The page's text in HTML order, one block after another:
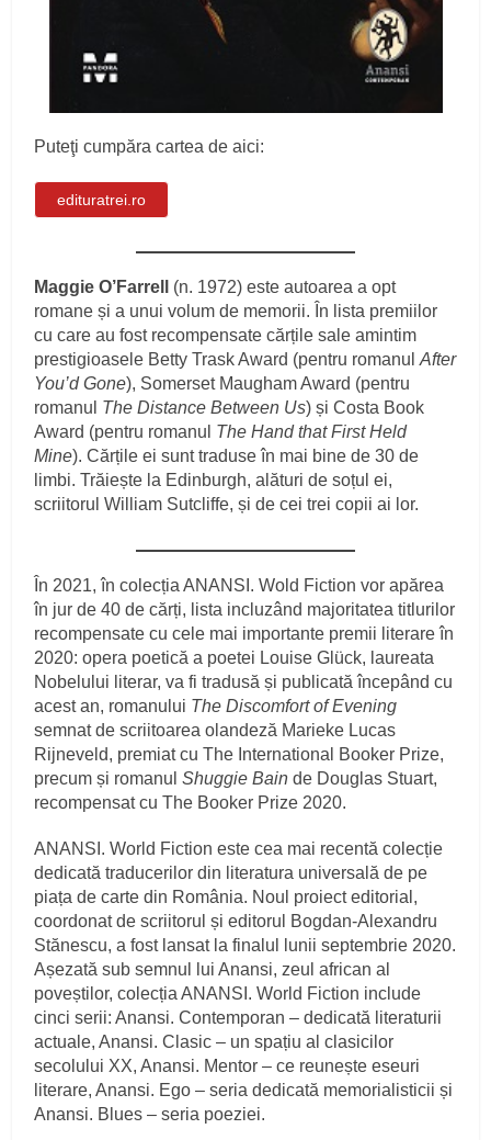
Puteţi cumpăra cartea de aici:
edituratrei.ro
Maggie O’Farrell
(n. 1972) este autoarea a opt
romane și a unui volum de memorii. În lista premiilor
cu care au fost recompensate cărțile sale amintim
prestigioasele Betty Trask Award (pentru romanulAfter
You’d Gone), Somerset Maugham Award (pentru
romanul The Distance Between Us) și Costa Book
Award (pentru romanul The Hand that First Held
Mine). Cărțile ei sunt traduse în mai bine de 30 de
limbi. Trăiește la Edinburgh, alături de soțul ei,
scriitorul William Sutcliffe, și de cei trei copii ai lor.
În 2021, în colecția ANANSI. Wold Fiction vor apărea
în jur de 40 de cărți, lista incluzând majoritatea titlurilor
recompensate cu cele mai importante premii literare în
2020: opera poetică a poetei Louise Glück, laureata
Nobelului literar, va fi tradusă și publicată începând cu
acest an, romanului The Discomfort of Evening
semnat de scriitoarea olandeză Marieke Lucas
Rijneveld, premiat cu The International Booker Prize,
precum și romanulShuggie Bain de Douglas Stuart,
recompensat cu The Booker Prize 2020.
ANANSI. World Fiction este cea mai recentă colecție
dedicată traducerilor din literatura universală de pe
piața de carte din România. Noul proiect editorial,
coordonat de scriitorul și editorul Bogdan-Alexandru
Stănescu, a fost lansat la finalul lunii septembrie 2020.
Așezată sub semnul lui Anansi, zeul african al
poveștilor, colecția ANANSI. World Fiction include
cinci serii: Anansi. Contemporan – dedicată literaturii
actuale, Anansi. Clasic – un spațiu al clasicilor
secolului XX, Anansi. Mentor – ce reunește eseuri
literare, Anansi. Ego – seria dedicată memorialisticii și
Anansi. Blues – seria poeziei.